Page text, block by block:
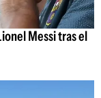
Messi tras el